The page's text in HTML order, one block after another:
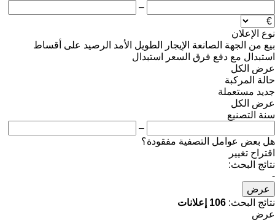
–
نوع الإعلان
بيع من الجهة الصانعة الإيجار الطويل الأمد الرصيد على أقساط
استبدال مع دفع فرق السعر
استبدال
عرض الكل
حالة المركبة
جديد مستعملة
عرض الكل
سنة التصنيع
–
هل بعض عوامل التصفية مفقودة؟
اقتراح تغيير
نتائج البحث:
-
عرض
نتائج البحث: 106 إعلانات
عرض